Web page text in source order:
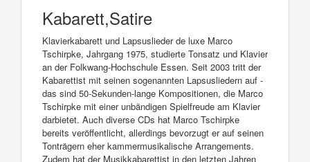
Kabarett,Satire
Klavierkabarett und Lapsuslieder de luxe Marco
Tschirpke, Jahrgang 1975, studierte Tonsatz und Klavier
an der Folkwang-Hochschule Essen. Seit 2003 tritt der
Kabarettist mit seinen sogenannten Lapsusliedern auf -
das sind 50-Sekunden-lange Kompositionen, die Marco
Tschirpke mit einer unbändigen Spielfreude am Klavier
darbietet. Auch diverse CDs hat Marco Tschirpke
bereits veröffentlicht, allerdings bevorzugt er auf seinen
Tonträgern eher kammermusikalische Arrangements.
Zudem hat der Musikkabarettist in den letzten Jahren